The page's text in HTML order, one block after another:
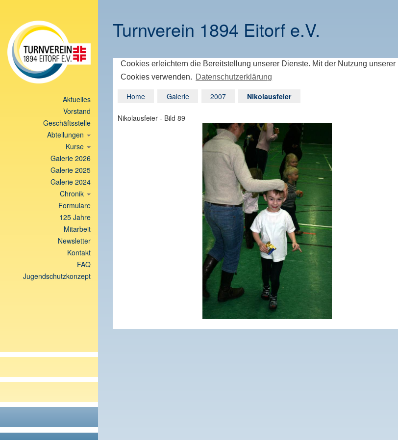
Aktuelles
Vorstand
Geschäftsstelle
Abteilungen
Kurse
Galerie 2026
Galerie 2025
Galerie 2024
Chronik
Formulare
125 Jahre
Mitarbeit
Newsletter
Kontakt
FAQ
Jugendschutzkonzept
Turnverein 1894 Eitorf e.V.
Cookies erleichtern die Bereitstellung unserer Dienste. Mit der Nutzung
Cookies verwenden. Datenschutzerklärung
Home Galerie 2007 Nikolausfeier
Nikolausfeier - Bild 89